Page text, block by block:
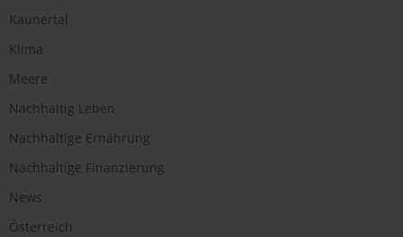
Kaunertal
Klima
Meere
Nachhaltig Leben
Nachhaltige Ernährung
Nachhaltige Finanzierung
News
Österreich